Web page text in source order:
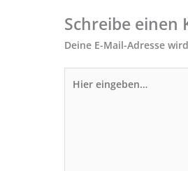
Schreibe einen
Deine E-Mail-Adresse
eingeben…